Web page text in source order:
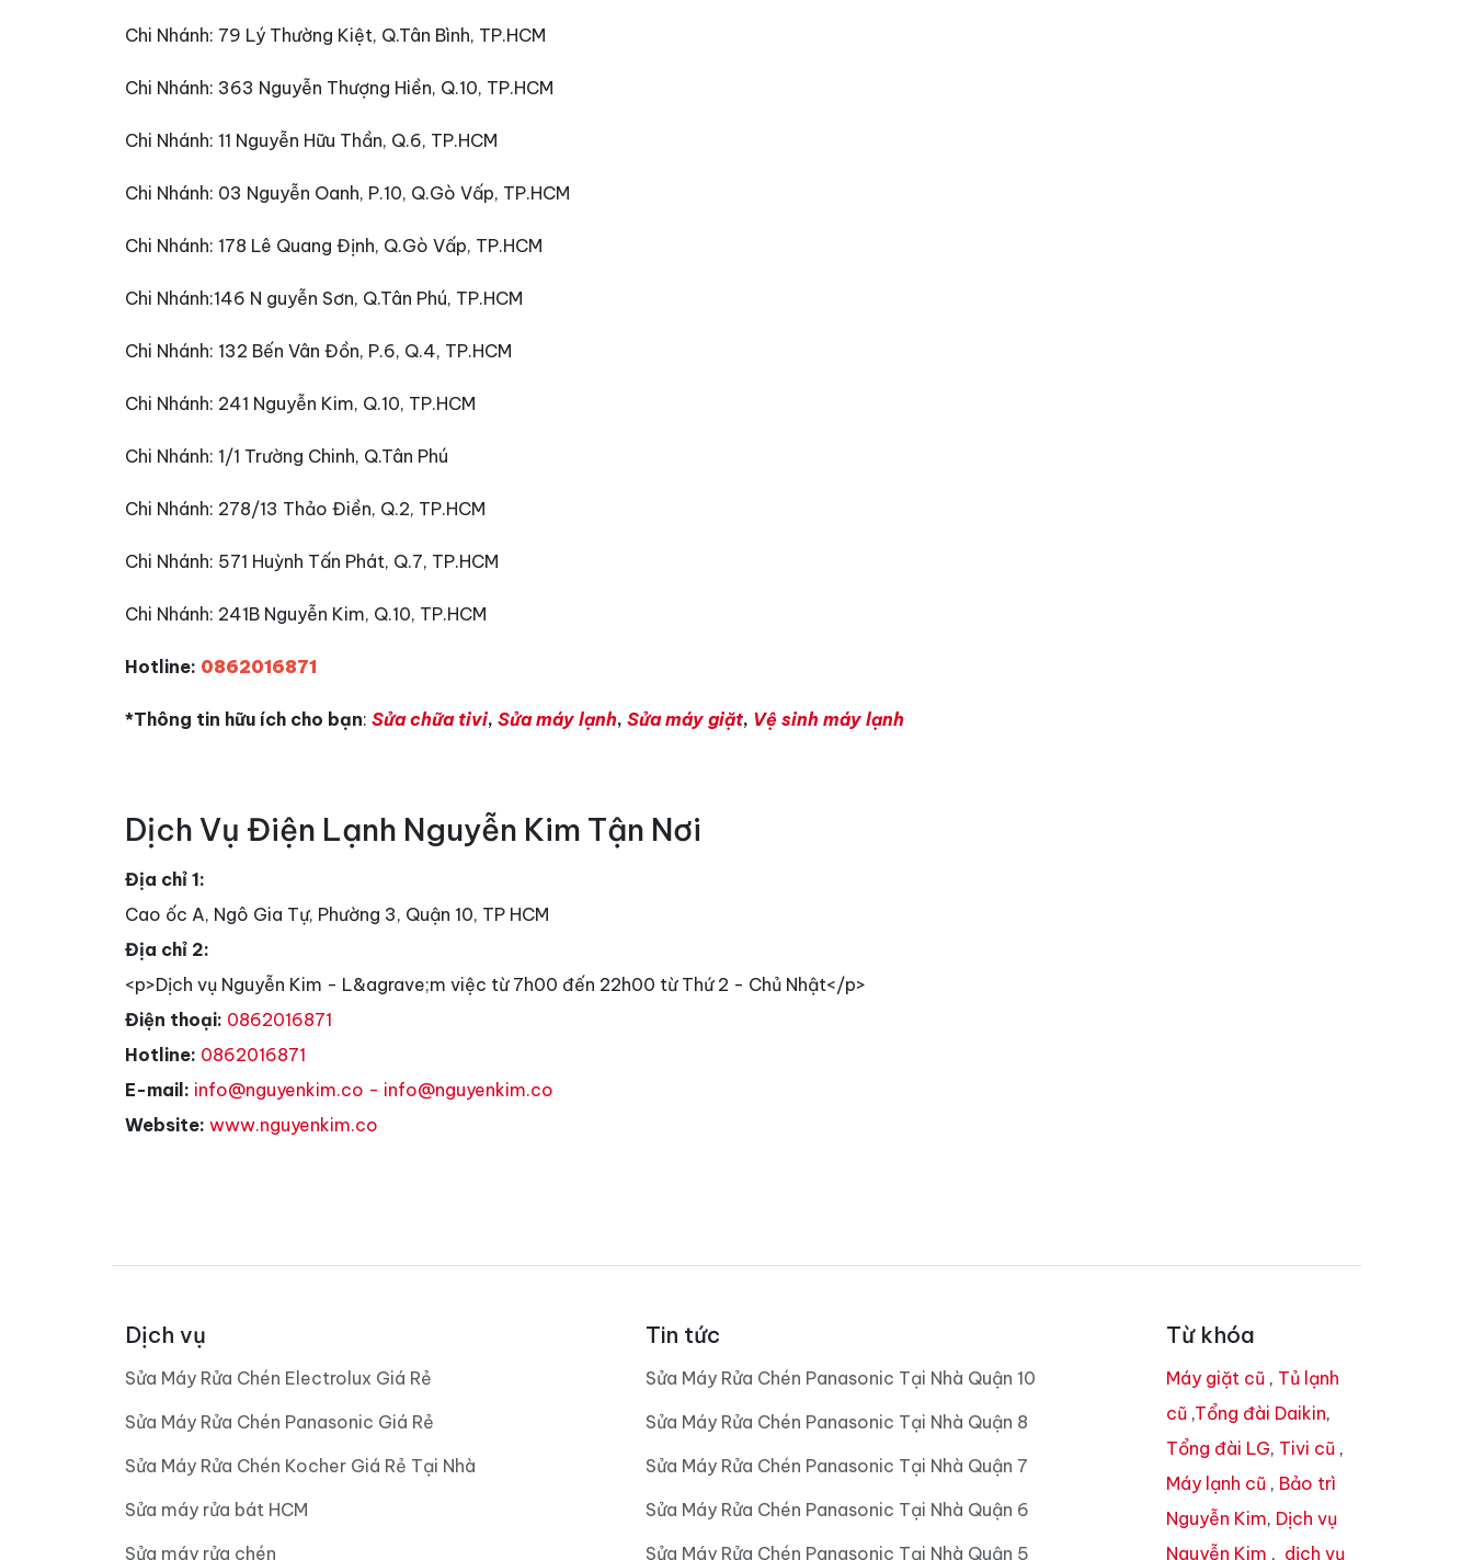
Chi Nhánh: 79 Lý Thường Kiệt, Q.Tân Bình, TP.HCM
Chi Nhánh: 363 Nguyễn Thượng Hiền, Q.10, TP.HCM
Chi Nhánh: 11 Nguyễn Hữu Thần, Q.6, TP.HCM
Chi Nhánh: 03 Nguyễn Oanh, P.10, Q.Gò Vấp, TP.HCM
Chi Nhánh: 178 Lê Quang Định, Q.Gò Vấp, TP.HCM
Chi Nhánh:146 N guyễn Sơn, Q.Tân Phú, TP.HCM
Chi Nhánh: 132 Bến Vân Đồn, P.6, Q.4, TP.HCM
Chi Nhánh: 241 Nguyễn Kim, Q.10, TP.HCM
Chi Nhánh: 1/1 Trường Chinh, Q.Tân Phú
Chi Nhánh: 278/13 Thảo Điền, Q.2, TP.HCM
Chi Nhánh: 571 Huỳnh Tấn Phát, Q.7, TP.HCM
Chi Nhánh: 241B Nguyễn Kim, Q.10, TP.HCM
Hotline: 0862016871
*Thông tin hữu ích cho bạn: Sửa chữa tivi, Sửa máy lạnh, Sửa máy giặt, Vệ sinh máy lạnh
Dịch Vụ Điện Lạnh Nguyễn Kim Tận Nơi
Địa chỉ 1:
Cao ốc A, Ngô Gia Tự, Phường 3, Quận 10, TP HCM
Địa chỉ 2:
<p>Dịch vụ Nguyễn Kim - L&agrave;m việc từ 7h00 đến 22h00 từ Thứ 2 - Chủ Nhật</p>
Điện thoại: 0862016871
Hotline: 0862016871
E-mail: info@nguyenkim.co - info@nguyenkim.co
Website: www.nguyenkim.co
Dịch vụ
Sửa Máy Rửa Chén Electrolux Giá Rẻ
Sửa Máy Rửa Chén Panasonic Giá Rẻ
Sửa Máy Rửa Chén Kocher Giá Rẻ Tại Nhà
Sửa máy rửa bát HCM
Sửa máy rửa chén
Tin tức
Sửa Máy Rửa Chén Panasonic Tại Nhà Quận 10
Sửa Máy Rửa Chén Panasonic Tại Nhà Quận 8
Sửa Máy Rửa Chén Panasonic Tại Nhà Quận 7
Sửa Máy Rửa Chén Panasonic Tại Nhà Quận 6
Sửa Máy Rửa Chén Panasonic Tại Nhà Quận 5
Từ khóa
Máy giặt cũ , Tủ lạnh
cũ ,Tổng đài Daikin,
Tổng đài LG, Tivi cũ ,
Máy lạnh cũ , Bảo trì
Nguyễn Kim, Dịch vụ
Nguyễn Kim , dịch vụ